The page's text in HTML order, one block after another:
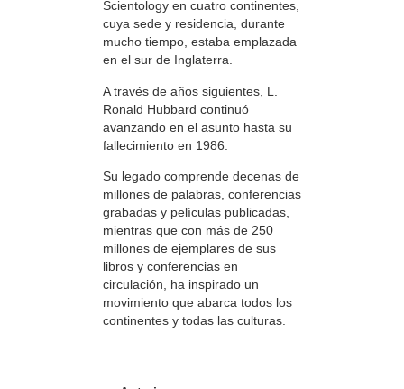
Scientology en cuatro continentes,
cuya sede y residencia, durante
mucho tiempo, estaba emplazada
en el sur de Inglaterra.
A través de años siguientes, L.
Ronald Hubbard continuó
avanzando en el asunto hasta su
fallecimiento en 1986.
Su legado comprende decenas de
millones de palabras, conferencias
grabadas y películas publicadas,
mientras que con más de 250
millones de ejemplares de sus
libros y conferencias en
circulación, ha inspirado un
movimiento que abarca todos los
continentes y todas las culturas.